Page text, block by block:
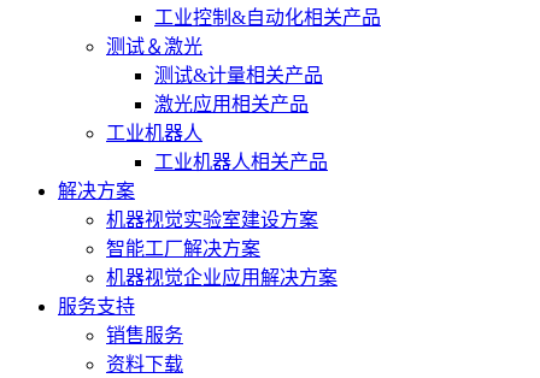
工业控制&自动化相关产品
测试＆激光
测试&计量相关产品
激光应用相关产品
工业机器人
工业机器人相关产品
解决方案
机器视觉实验室建设方案
智能工厂解决方案
机器视觉企业应用解决方案
服务支持
销售服务
资料下载